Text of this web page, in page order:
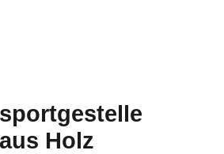
aus Holz